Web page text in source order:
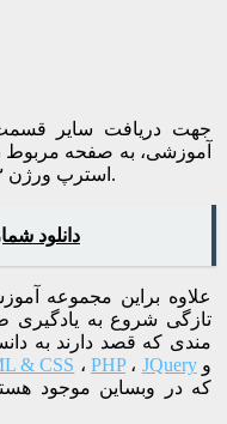
جهت دریافت سایر
آموزشی، به صفحه مربوط
استرپ ورژن ۳ در وبسایت مقاله آی تی مراجعه کنید.
دانلود
علاوه براین مجموعه
تازگی شروع به یادگیری
مندی که قصد دارند به
& CSS ،PHP، JQuery و
که در وبساین موجود